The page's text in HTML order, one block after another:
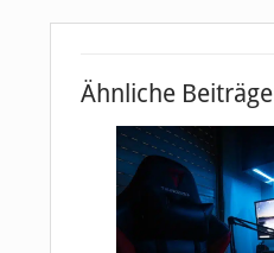
Ähnliche Beiträge